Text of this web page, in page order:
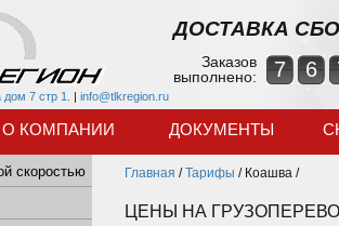
7 стр 1. | info@tlkregion.ru
ДОСТАВКА
Заказов
выполнено:
7 6
О КОМПАНИИ ДОКУМЕНТЫ
Главная /Тарифы / Коашва /
ЦЕНЫ НА
скоростью